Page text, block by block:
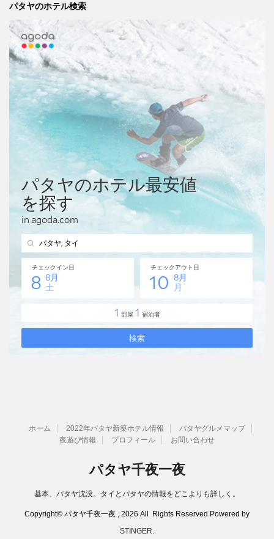
パタヤのホテル検索
ホーム 2022年パタヤ新築ホテル情報
パタヤグルメマップ
夜遊び情報
プロフィール お問い合わせ
パタヤ千夜一夜
基本、パタヤ沈没。タイとパタヤの情報をどこよりも詳しく。
Copyright© パタヤ千夜一夜 , 2026 All Rights Reserved Powered by
STINGER.